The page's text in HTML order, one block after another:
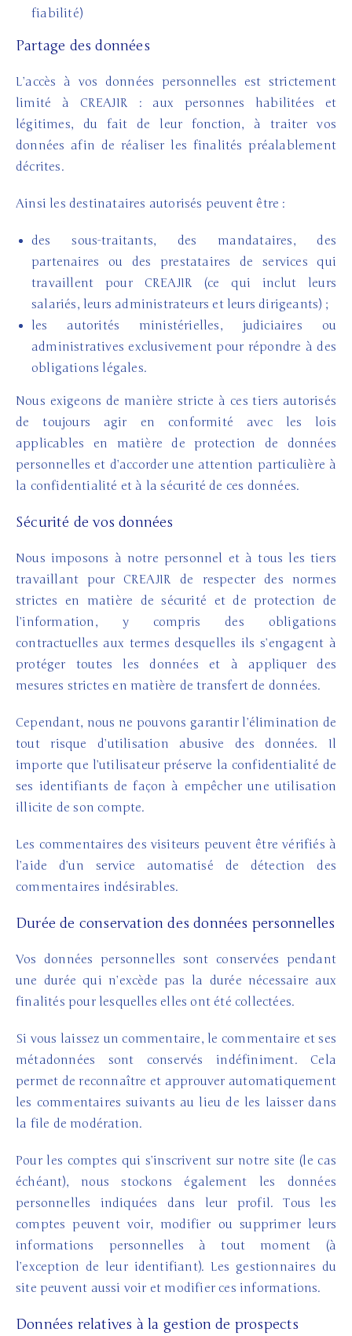
fiabilité)
Partage des données
L’accès à vos données personnelles est strictement
limité à CREAJIR : aux personnes habilitées et
légitimes, du fait de leur fonction, à traiter vos
données afin de réaliser les finalités préalablement
décrites.
Ainsi les destinataires autorisés peuvent être :
des sous-traitants, des mandataires, des
partenaires ou des prestataires de services qui
travaillent pour CREAJIR (ce qui inclut leurs
salariés, leurs administrateurs et leurs dirigeants) ;
les autorités ministérielles, judiciaires ou
administratives exclusivement pour répondre à des
obligations légales.
Nous exigeons de manière stricte à ces tiers autorisés
de toujours agir en conformité avec les lois
applicables en matière de protection de données
personnelles et d’accorder une attention particulière à
la confidentialité et à la sécurité de ces données.
Sécurité de vos données
Nous imposons à notre personnel et à tous les tiers
travaillant pour CREAJIR de respecter des normes
strictes en matière de sécurité et de protection de
l’information, y compris des obligations
contractuelles aux termes desquelles ils s’engagent à
protéger toutes les données et à appliquer des
mesures strictes en matière de transfert de données.
Cependant, nous ne pouvons garantir l’élimination de
tout risque d’utilisation abusive des données. Il
importe que l’utilisateur préserve la confidentialité de
ses identifiants de façon à empêcher une utilisation
illicite de son compte.
Les commentaires des visiteurs peuvent être vérifiés à
l’aide d’un service automatisé de détection des
commentaires indésirables.
Durée de conservation des données personnelles
Vos données personnelles sont conservées pendant
une durée qui n’excède pas la durée nécessaire aux
finalités pour lesquelles elles ont été collectées.
Si vous laissez un commentaire, le commentaire et ses
métadonnées sont conservés indéfiniment. Cela
permet de reconnaître et approuver automatiquement
les commentaires suivants au lieu de les laisser dans
la file de modération.
Pour les comptes qui s’inscrivent sur notre site (le cas
échéant), nous stockons également les données
personnelles indiquées dans leur profil. Tous les
comptes peuvent voir, modifier ou supprimer leurs
informations personnelles à tout moment (à
l’exception de leur identifiant). Les gestionnaires du
site peuvent aussi voir et modifier ces informations.
Données relatives à la gestion de prospects